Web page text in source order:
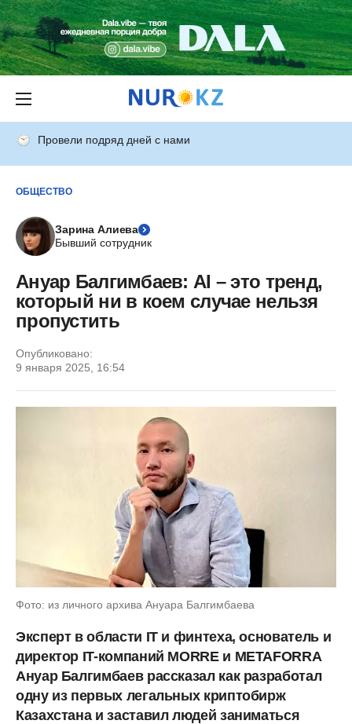
Провели подряд дней с нами
ОБЩЕСТВО
Зарина Алиева
Бывший сотрудник
Ануар Балгимбаев: AI – это тренд,
который ни в коем случае нельзя
пропустить
Опубликовано:
9 января 2025, 16:54
Фото: из личного архива Ануара Балгимбаева
Эксперт в области IT и финтеха, основатель и
директор IT-компаний MORRE и METAFORRA
Ануар Балгимбаев рассказал как разработал
одну из первых легальных криптобирж
Казахстана и заставил людей заниматься